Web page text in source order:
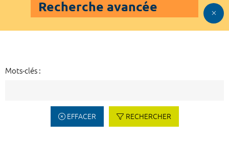
Recherche avancée
Mots-clés :
EFFACER RECHERCHER